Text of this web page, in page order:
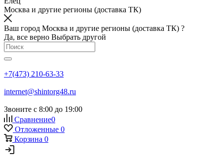
Москва и другие регионы (доставка ТК)
Ваш город Москва и другие регионы (доставка ТК) ?
Да, все верно Выбрать другой
+7(473) 210-63-33
internet@shintorg48.ru
Звоните с 8:00 до 19:00
Сравнение0
Отложенные 0
Корзина 0